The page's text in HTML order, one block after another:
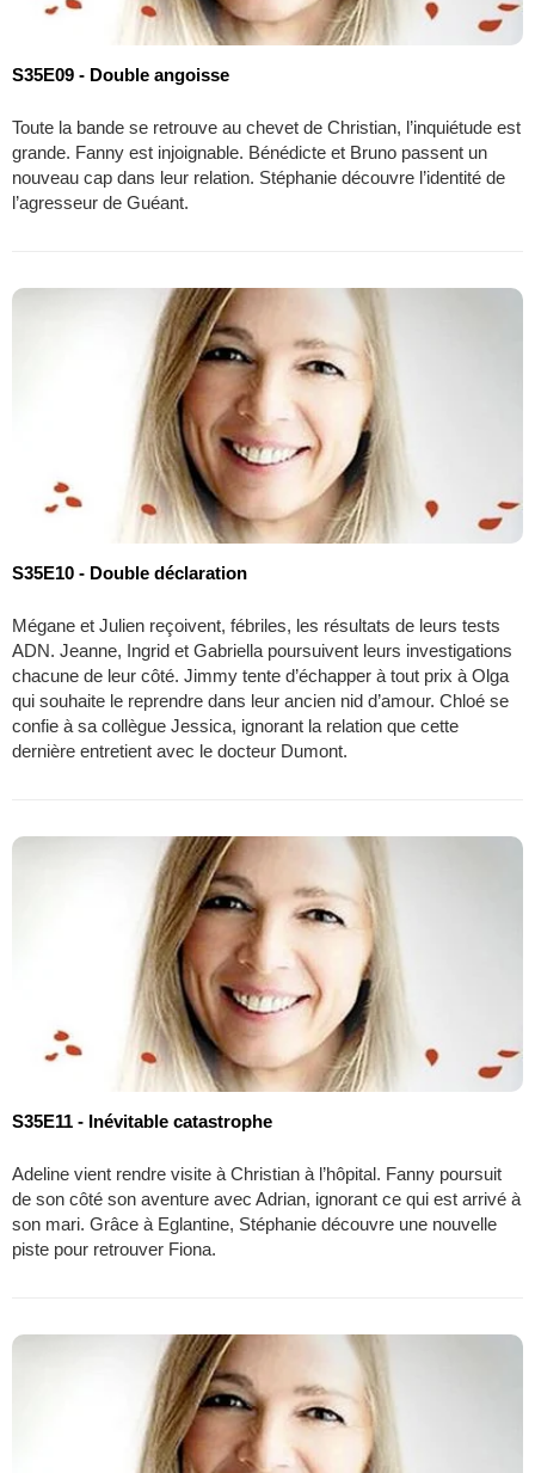
S35E09 - Double angoisse
Toute la bande se retrouve au chevet de Christian, l’inquiétude est
grande. Fanny est injoignable. Bénédicte et Bruno passent un
nouveau cap dans leur relation. Stéphanie découvre l’identité de
l’agresseur de Guéant.
S35E10 - Double déclaration
Mégane et Julien reçoivent, fébriles, les résultats de leurs tests
ADN. Jeanne, Ingrid et Gabriella poursuivent leurs investigations
chacune de leur côté. Jimmy tente d’échapper à tout prix à Olga
qui souhaite le reprendre dans leur ancien nid d’amour. Chloé se
confie à sa collègue Jessica, ignorant la relation que cette
dernière entretient avec le docteur Dumont.
S35E11 - Inévitable catastrophe
Adeline vient rendre visite à Christian à l’hôpital. Fanny poursuit
de son côté son aventure avec Adrian, ignorant ce qui est arrivé à
son mari. Grâce à Eglantine, Stéphanie découvre une nouvelle
piste pour retrouver Fiona.